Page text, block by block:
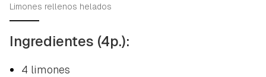
Limones rellenos helados
Ingredientes (4p.):
4 limones